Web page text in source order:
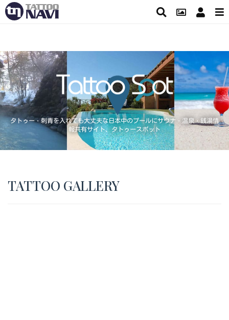
タトゥー・刺青を入れても大丈夫な日本中のプールにサウナ・温泉・銭湯情
報共有サイト、タトゥースポット
TATTOO GALLERY